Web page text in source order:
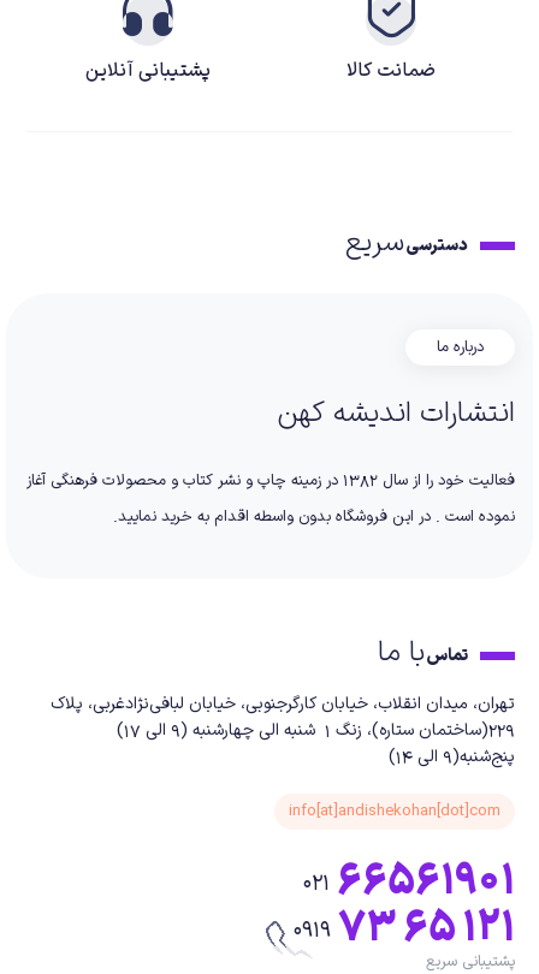
ضمانت کالا پشتیبانی آنلاین
دسترسیسریع
درباره ما
انتشارات اندیشه کهن
فعالیت خود را از سال 1382 در زمینه چاپ و نشر کتاب و محصولات فرهنگی آغاز
نموده است . در این فروشگاه بدون واسطه اقدام به خرید نمایید.
تماسبا ما
تهران، میدان انقلاب، خیابان کارگرجنوبی، خیابان لبافی‌نژادغربی، پلاک
229(ساختمان ستاره)، زنگ 1 شنبه الی چهارشنبه (9 الی 17)
پنج‌شنبه(9 الی 14)
info[at]andishekohan[dot]com
021 66561901
0919 73 65 121
پشتیبانی سریع